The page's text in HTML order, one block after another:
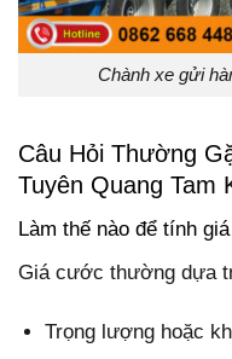
Chành xe gửi
Câu Hỏi Thường
Tuyên Quang Tam
Làm thế nào để tính
Giá cước thường dựa
Trọng lượng hoặc